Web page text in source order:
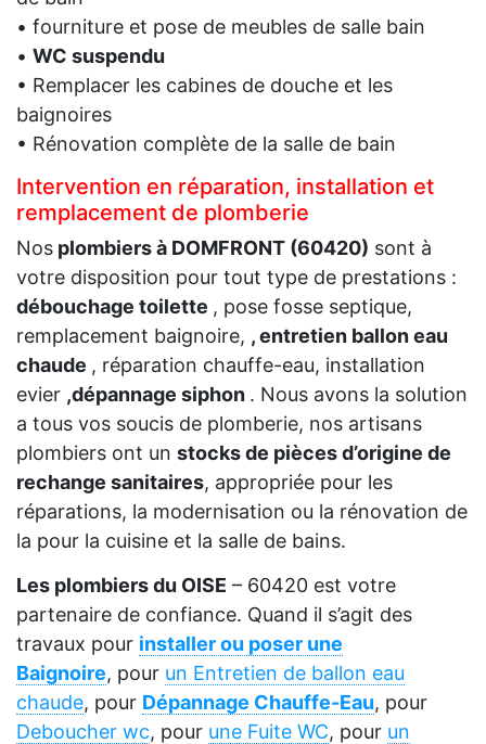
• fourniture et pose de meubles de salle bain
• WC suspendu
• Remplacer les cabines de douche et les
baignoires
• Rénovation complète de la salle de bain
Intervention en réparation, installation et
remplacement de plomberie
Nos plombiers à DOMFRONT (60420) sont à
votre disposition pour tout type de prestations :
débouchage toilette , pose fosse septique,
remplacement baignoire, , entretien ballon eau
chaude , réparation chauffe-eau, installation
evier ,dépannage siphon . Nous avons la solution
a tous vos soucis de plomberie, nos artisans
plombiers ont un stocks de pièces d’origine de
rechange sanitaires, appropriée pour les
réparations, la modernisation ou la rénovation de
la pour la cuisine et la salle de bains.
Les plombiers du OISE – 60420 est votre
partenaire de confiance. Quand il s’agit des
travaux pour installer ou poser une
Baignoire, pour un Entretien de ballon eau
chaude, pour Dépannage Chauffe-Eau, pour
Deboucher wc, pour une Fuite WC, pour un